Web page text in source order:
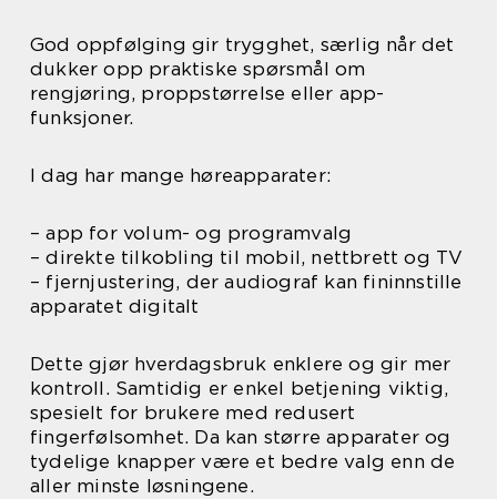
God oppfølging gir trygghet, særlig når det
dukker opp praktiske spørsmål om
rengjøring, proppstørrelse eller app-
funksjoner.
I dag har mange høreapparater:
– app for volum- og programvalg
– direkte tilkobling til mobil, nettbrett og TV
– fjernjustering, der audiograf kan fininnstille
apparatet digitalt
Dette gjør hverdagsbruk enklere og gir mer
kontroll. Samtidig er enkel betjening viktig,
spesielt for brukere med redusert
fingerfølsomhet. Da kan større apparater og
tydelige knapper være et bedre valg enn de
aller minste løsningene.